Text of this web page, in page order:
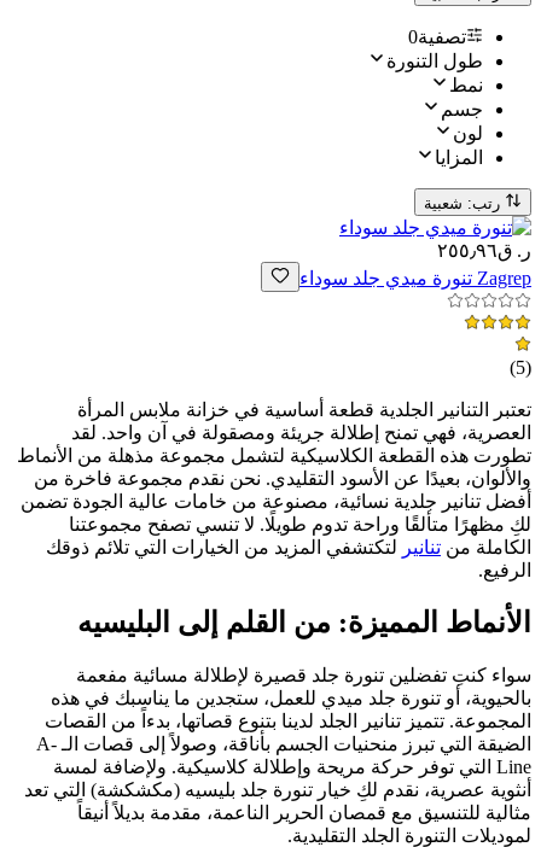
تصفية0
طول التنورة
نمط
جسم
لون
المزايا
رتب: شعبية
ر. ق٢٥٥٫٩٦
Zagrep تنورة ميدي جلد سوداء
(
5
)
تعتبر التنانير الجلدية قطعة أساسية في خزانة ملابس المرأة
العصرية، فهي تمنح إطلالة جريئة ومصقولة في آن واحد. لقد
تطورت هذه القطعة الكلاسيكية لتشمل مجموعة مذهلة من الأنماط
والألوان، بعيدًا عن الأسود التقليدي. نحن نقدم مجموعة فاخرة من
أفضل تنانير جلدية نسائية، مصنوعة من خامات عالية الجودة تضمن
لكِ مظهرًا متألقًا وراحة تدوم طويلًا. لا تنسي تصفح مجموعتنا
الكاملة من تنانير لتكتشفي المزيد من الخيارات التي تلائم ذوقك
الرفيع.
الأنماط المميزة: من القلم إلى البليسيه
سواء كنتِ تفضلين تنورة جلد قصيرة لإطلالة مسائية مفعمة
بالحيوية، أو تنورة جلد ميدي للعمل، ستجدين ما يناسبك في هذه
المجموعة. تتميز تنانير الجلد لدينا بتنوع قصاتها، بدءاً من القصات
الضيقة التي تبرز منحنيات الجسم بأناقة، وصولاً إلى قصات الـ A-
Line التي توفر حركة مريحة وإطلالة كلاسيكية. ولإضافة لمسة
أنثوية عصرية، نقدم لكِ خيار تنورة جلد بليسيه (مكشكشة) التي تعد
مثالية للتنسيق مع قمصان الحرير الناعمة، مقدمة بديلاً أنيقاً
لموديلات التنورة الجلد التقليدية.